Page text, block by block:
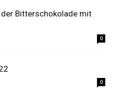
Bitterschokolade mit
0
0